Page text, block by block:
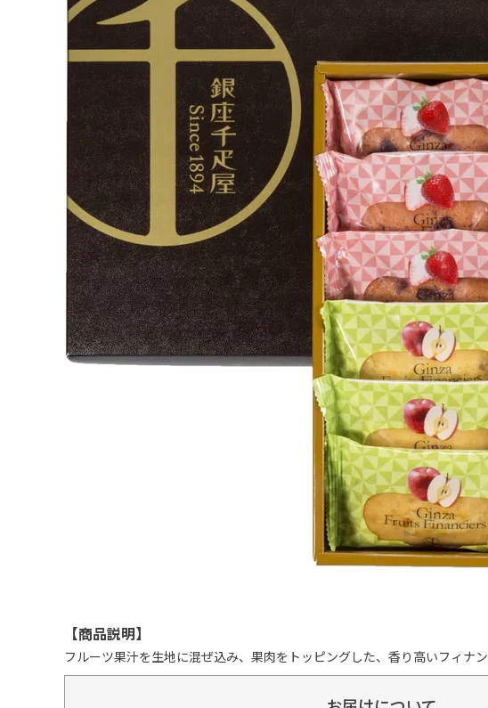
【商品説明】
フルーツ果汁を生地に混ぜ込み、果肉をトッピングした、香り高いフィナン